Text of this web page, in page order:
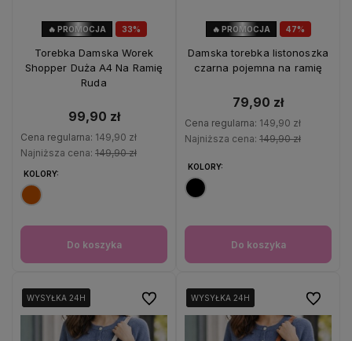
33%
🔥 PROMOCJA
Torebka Damska Worek
Shopper Duża A4 Na Ramię
Ruda
99,90 zł
Cena regularna: 149,90 zł
Najniższa cena: 149,90 zł
KOLORY:
Do koszyka
47%
🔥 PROMOCJA
Damska torebka listonoszka
czarna pojemna na ramię
79,90 zł
Cena regularna: 149,90 zł
Najniższa cena: 149,90 zł
KOLORY:
Do koszyka
WYSYŁKA 24H
WYSYŁKA 24H
WYSYŁKA 24H Do ulubionychWYSYŁKA 24H
WYSYŁKA 24H
WYSYŁKA 24H Do